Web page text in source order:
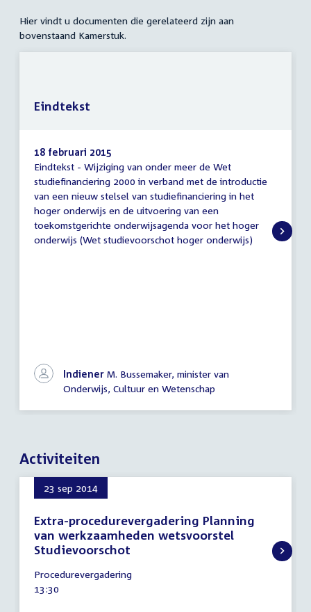
Hier vindt u documenten die gerelateerd zijn aan
bovenstaand Kamerstuk.
Eindtekst
18 februari 2015
Eindtekst - Wijziging van onder meer de Wet
studiefinanciering 2000 in verband met de introductie
van een nieuw stelsel van studiefinanciering in het
hoger onderwijs en de uitvoering van een
toekomstgerichte onderwijsagenda voor het hoger
onderwijs (Wet studievoorschot hoger onderwijs)
Indiener M. Bussemaker, minister van
Onderwijs, Cultuur en Wetenschap
Eindtekst
Activiteiten
23 sep 2014
Extra-procedurevergadering Planning
van werkzaamheden wetsvoorstel
Studievoorschot
september
2014
Procedurevergadering
Tijd
13:30